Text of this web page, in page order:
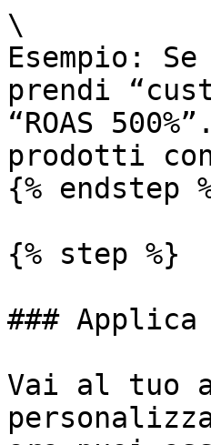
\
Esempio:
prendi
“ROAS
prodotti
{% endstep
{% step %}
### Applica
Vai al tuo